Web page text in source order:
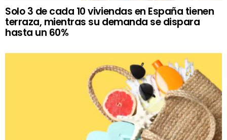
Solo 3 de cada 10 viviendas en España tienen
terraza, mientras su demanda se dispara
hasta un 60%